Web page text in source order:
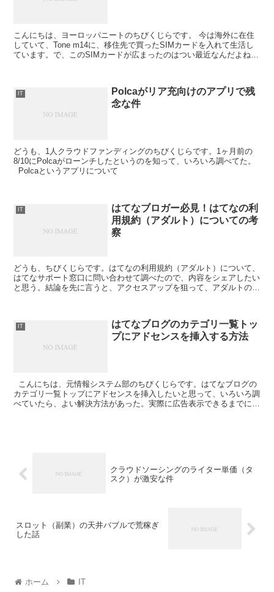
こんにちは、ヨーロッパニートのちびくじらです。 今は海外に在住
していて、Tone m14に、移住先で買ったSIMカードを入れて生活し
ています。で、このSIMカードが広まったのはつい最近なんだよね。
IT
Polcaがリア充向けのアプリで残
念な件
どうも、1人クラウドファンディングのちびくじらです。1ヶ月前の
8/10にPolcaがローンチしたというのを知って、いろいろ調べてた。
IT
はてなブロガー必見！はてなの利
用規約（アダルト）についての考
察
どうも、ちびくじらです。はてなの利用規約（アダルト）について、
はてなサポート窓口に問い合わせて調べたので、内容をシェアしたい
と思う。結論を先に言うと、アクセスアップを狙って、アダルトの表
IT
はてなブログのカテゴリ一覧トッ
プにアドセンスを挿入する方法
こんにちは、元情報システム部のちびくじらです。はてなブログの
カテゴリ一覧トップにアドセンスを挿入したいと思って、いろいろ調
べていたら、よい解決方法があった。実際に広告表示できるまでに、
クラウドソーシングのライター単価（タ
スク）が激安な件
スロット（副業）の天井バブルで荒稼ぎ
した話
ホーム IT